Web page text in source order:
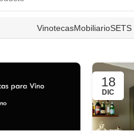
VinotecasMobiliario
18
DIC